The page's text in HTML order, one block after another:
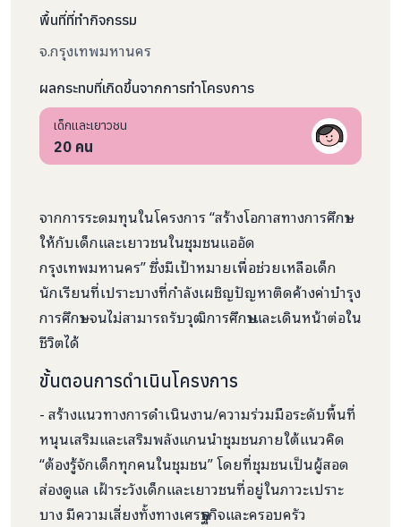
พื้นที่ที่ทำกิจกรรม
จ.กรุงเทพมหานคร
ผลกระทบที่เกิดขึ้นจากการทำโครงการ
เด็กและเยาวชน
20 คน
จากการระดมทุนในโครงการ “สร้างโอกาสทางการศึกษา
ให้กับเด็กและเยาวชนในชุมชนแออัด
กรุงเทพมหานคร” ซึ่งมีเป้าหมายเพื่อช่วยเหลือเด็ก
นักเรียนที่เปราะบางที่กำลังเผชิญปัญหาติดค้างค่าบำรุง
การศึกษา จนไม่สามารถรับวุฒิการศึกษาและเดินหน้าต่อใน
ชีวิตได้
ขั้นตอนการดำเนินโครงการ
- สร้างแนวทางการดำเนินงาน/ความร่วมมือระดับพื้นที่
หนุนเสริมและเสริมพลังแกนนำชุมชนภายใต้แนวคิด
“ต้องรู้จักเด็กทุกคนในชุมชน”โดยที่ชุมชนเป็นผู้สอด
ส่องดูแล เฝ้าระวังเด็กและเยาวชนที่อยู่ในภาวะเปราะ
บาง มีความเสี่ยงทั้งทางเศรษฐกิจและครอบครัว